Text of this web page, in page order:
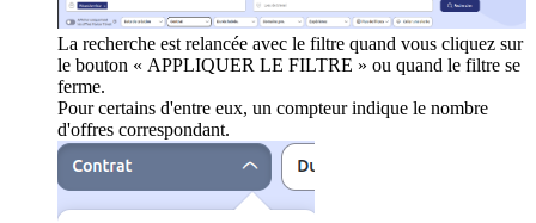
La recherche est relancée avec le filtre quand vous cliquez sur
le bouton « APPLIQUER LE FILTRE » ou quand le filtre se
ferme.
Pour certains d'entre eux, un compteur indique le nombre
d'offres correspondant.